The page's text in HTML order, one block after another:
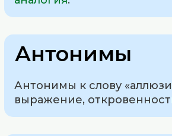
Антонимы
Антонимы к слову
выражение,